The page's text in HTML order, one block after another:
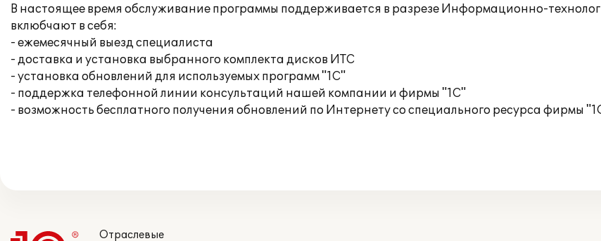
В настоящее время обслуживание программы поддерживается в разрезе Информационно-
вклюбчают в себя:
- ежемесячный выезд специалиста
- доставка и установка выбранного комплекта дисков ИТС
- установка обновлений для используемых программ "1С"
- поддержка телефонной линии консультаций нашей компании и фирмы "1С"
- возможность бесплатного получения обновлений по Интернету со специального ресурса фирмы
Отраслевые